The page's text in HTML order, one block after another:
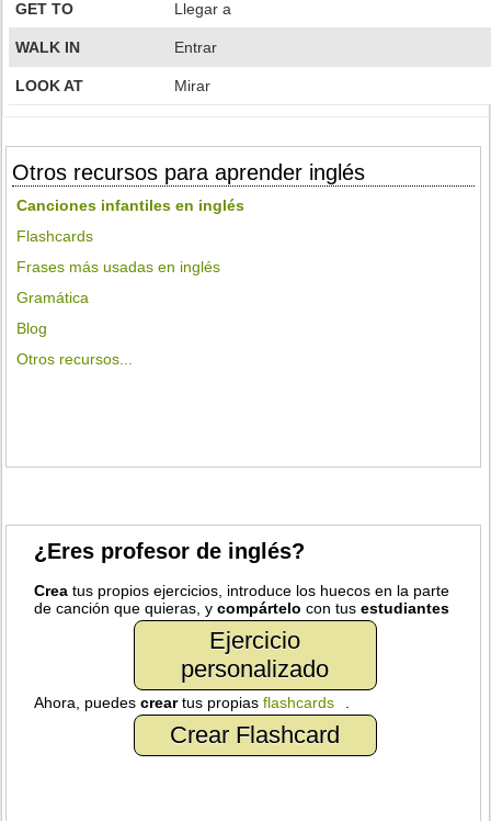
GET TO Llegar a
WALK IN Entrar
LOOK AT Mirar
Otros recursos para aprender inglés
Canciones infantiles en inglés
Flashcards
Frases más usadas en inglés
Gramática
Blog
Otros recursos...
¿Eres profesor de inglés?
Crea tus propios ejercicios, introduce los huecos en la parte
de canción que quieras, ycompártelo con tusestudiantes
Ejercicio
personalizado
Ahora, puedescreartus propiasflashcards
Crear Flashcard